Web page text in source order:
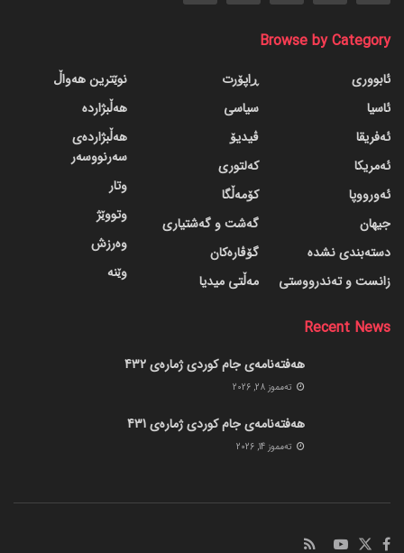
Browse by Category
ئابووری
ئاسیا
ئەفریقا
ئەمریکا
ئەورووپا
جیهان
دسته‌بندی نشده
زانست و تەندرووستی
ڕاپۆرت
سیاسی
ڤیدیۆ
کەلتوری
کۆمەڵگا
گه‌شت و گه‌شتیاری
گۆڤاره‌کان
مەڵتی میدیا
نوێترین هەواڵ
هەڵبژاردە
هەڵبژاردەی
سەرنووسەر
وتار
وتووێژ
وەرزش
وێنە
Recent News
هەفتەنامەی جام کوردی ژمارەی 432
ته‌مموز 28, 2026
هەفتەنامەی جام کوردی ژمارەی 431
ته‌مموز 14, 2026